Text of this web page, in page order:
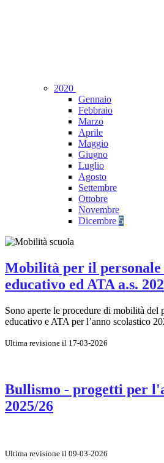
2020
Gennaio
Febbraio
Marzo
Aprile
Maggio
Giugno
Luglio
Agosto
Settembre
Ottobre
Novembre
Dicembre 5
Mobilità per il personale
educativo ed ATA a.s.
Sono aperte le procedure di mobilità del
educativo e ATA per l’anno scolastico
Ultima revisione il 17-03-2026
Bullismo - progetti per
2025/26
Ultima revisione il 09-03-2026